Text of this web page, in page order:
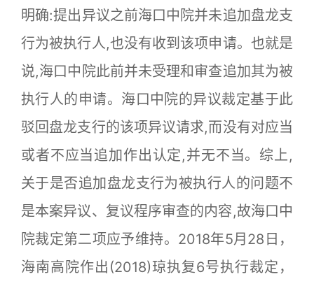
明确:提出异议之前海口中院并未追加盘龙支
行为被执行人,也没有收到该项申请。也就是
说,海口中院此前并未受理和审查追加其为被
执行人的申请。海口中院的异议裁定基于此
驳回盘龙支行的该项异议请求,而没有对应当
或者不应当追加作出认定,并无不当。综上,
关于是否追加盘龙支行为被执行人的问题不
是本案异议、复议程序审查的内容,故海口中
院裁定第二项应予维持。2018年5月28日，
海南高院作出(2018)琼执复6号执行裁定，